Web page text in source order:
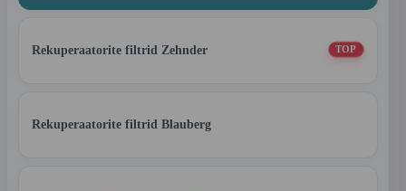
Rekuperaatorite filtrid Zehnder TOP
Rekuperaatorite filtrid Blauberg